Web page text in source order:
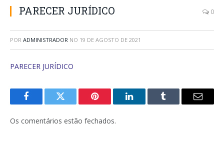
PARECER JURÍDICO 0
POR ADMINISTRADOR NO 19 DE AGOSTO DE 2021
PARECER JURÍDICO
FacebookTwitter Pinterest O
Tumblr
E-
Os comentários estão fechados.